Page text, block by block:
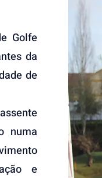
Golfe
da
de
numa
e